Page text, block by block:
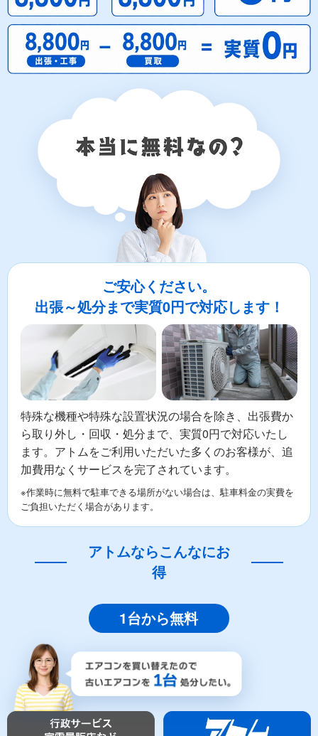
ご安心ください。
出張～処分まで実質0円で対応します！
特殊な機種や特殊な設置状況の場合を除き、出張費か
ら取り外し・回収・処分まで、実質0円で対応いたし
ます。アトムをご利用いただいた多くのお客様が、追
加費用なくサービスを完了されています。
※作業時に無料で駐車できる場所がない場合は、駐車料金の実費を
ご負担いただく場合があります。
アトムならこんなにお
得
1台から無料